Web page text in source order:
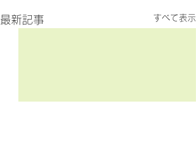
最新記事 すべて表示